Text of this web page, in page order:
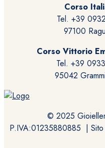
Corso
Tel. +39
97100
Corso Vittorio
Tel. +39
95042
© 2025
P.IVA:01235880885 | Sito